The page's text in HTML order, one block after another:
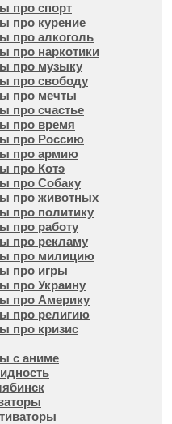
про спорт
про курение
про алкоголь
про наркотики
про музыку
про свободу
про мечты
про счастье
про время
про Россию
про армию
про Котэ
про Собаку
про животных
про политику
про работу
про рекламу
про милицию
про игры
про Украину
про Америку
про религию
про кризис
с аниме